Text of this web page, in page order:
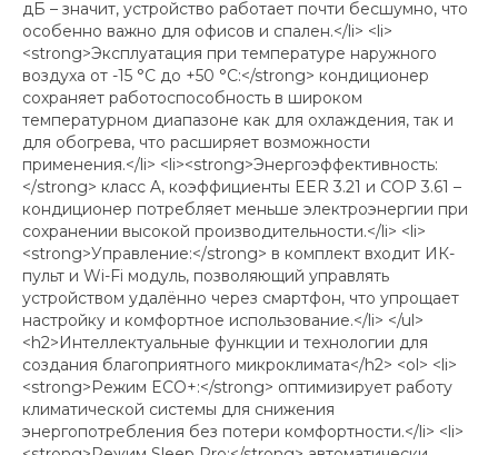
дБ – значит, устройство работает почти бесшумно, что
особенно важно для офисов и спален.</li> <li>
<strong>Эксплуатация при температуре наружного
воздуха от -15 °C до +50 °C:</strong> кондиционер
сохраняет работоспособность в широком
температурном диапазоне как для охлаждения, так и
для обогрева, что расширяет возможности
применения.</li> <li><strong>Энергоэффективность:
</strong> класс A, коэффициенты EER 3.21 и COP 3.61 –
кондиционер потребляет меньше электроэнергии при
сохранении высокой производительности.</li> <li>
<strong>Управление:</strong> в комплект входит ИК-
пульт и Wi-Fi модуль, позволяющий управлять
устройством удалённо через смартфон, что упрощает
настройку и комфортное использование.</li> </ul>
<h2>Интеллектуальные функции и технологии для
создания благоприятного микроклимата</h2> <ol> <li>
<strong>Режим ECO+:</strong> оптимизирует работу
климатической системы для снижения
энергопотребления без потери комфортности.</li> <li>